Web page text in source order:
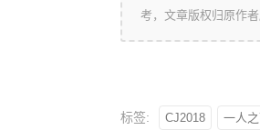
考，文章版权归原作
标签: CJ2018 一人